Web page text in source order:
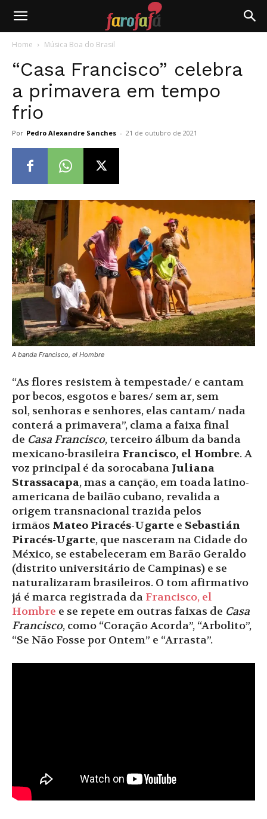
Farofafá
Home Música Boa do Brasil
“Casa Francisco” celebra
a primavera em tempo
frio
Por Pedro Alexandre Sanches - 21 de outubro de 2021
A banda Francisco, el Hombre
“As flores resistem à tempestade/ e cantam
por becos, esgotos e bares/ sem ar, sem
sol, senhoras e senhores, elas cantam/ nada
conterá a primavera”, clama a faixa final
de Casa Francisco, terceiro álbum da banda
mexicano-brasileira Francisco, el Hombre. A
voz principal é da sorocabana Juliana
Strassacapa, mas a canção, em toada latino-
americana de bailão cubano, revalida a
origem transnacional trazida pelos
irmãos Mateo Piracés-Ugarte e Sebastián
Piracés-Ugarte, que nasceram na Cidade do
México, se estabeleceram em Barão Geraldo
(distrito universitário de Campinas) e se
naturalizaram brasileiros. O tom afirmativo
já é marca registrada da Francisco, el
Hombre e se repete em outras faixas de Casa
Francisco, como “Coração Acorda”, “Arbolito”,
“Se Não Fosse por Ontem” e “Arrasta”.